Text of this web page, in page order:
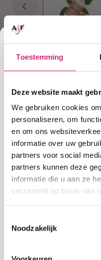
Toestemming
Deze website maakt
We gebruiken cookies
personaliseren, om
en om ons
informatie over uw
partners voor social
partners kunnen deze
informatie die u aan ze
verzameld op basis van
Noodzakelijk
€11,99
€13,99
In
Voor 15:00 besteld
30 dagen
Uitgebreide
Gratis verzending
op